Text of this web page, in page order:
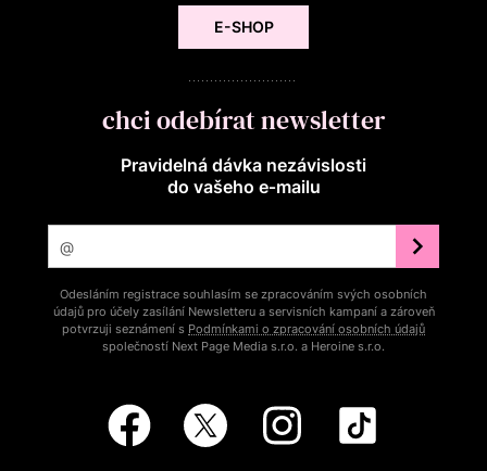
E-SHOP
chci odebírat newsletter
Pravidelná dávka nezávislosti
do vašeho e‑mailu
Odesláním registrace souhlasím se zpracováním svých osobních
údajů pro účely zasílání Newsletteru a servisních kampaní a zároveň
potvrzuji seznámení s Podmínkami o zpracování osobních údajů
společností Next Page Media s.r.o. a Heroine s.r.o.